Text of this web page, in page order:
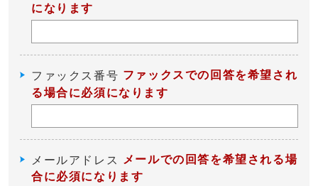
になります
ファックス番号 ファックスでの回答を希望され
る場合に必須になります
メールアドレス
メールでの回答を希望される場
合に必須になります